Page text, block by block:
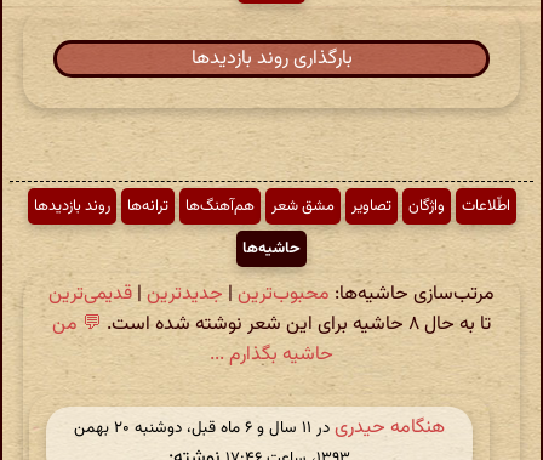
بارگذاری روند بازدیدها
اطّلاعات واژگان تصاویر مشق شعر هم‌آهنگ‌ها ترانه‌ها
روند بازدیدها
حاشیه‌ها
مرتب‌سازی حاشیه‌ها: محبوب‌ترین| جدیدترین | قدیمی‌ترین
تا به حال ۸ حاشیه برای این شعر نوشته شده است.
💬 من
حاشیه بگذارم ...
هنگامه حیدری
در ‫۱۱ سال و ۶ ماه قبل، دوشنبه ۲۰ بهمن